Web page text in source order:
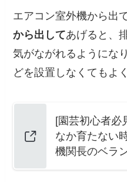
エアコン室外機から出
から出してあげると、
気がながれるようにな
どを設置しなくてもよ
[園芸初心者必
なか育たない
機関長のベラ